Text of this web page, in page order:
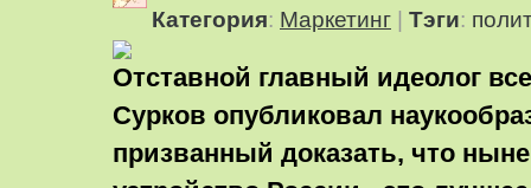
Категория: Маркетинг Тэги:
Отставной главный идеолог
Сурков опубликовал
призванный доказать, что